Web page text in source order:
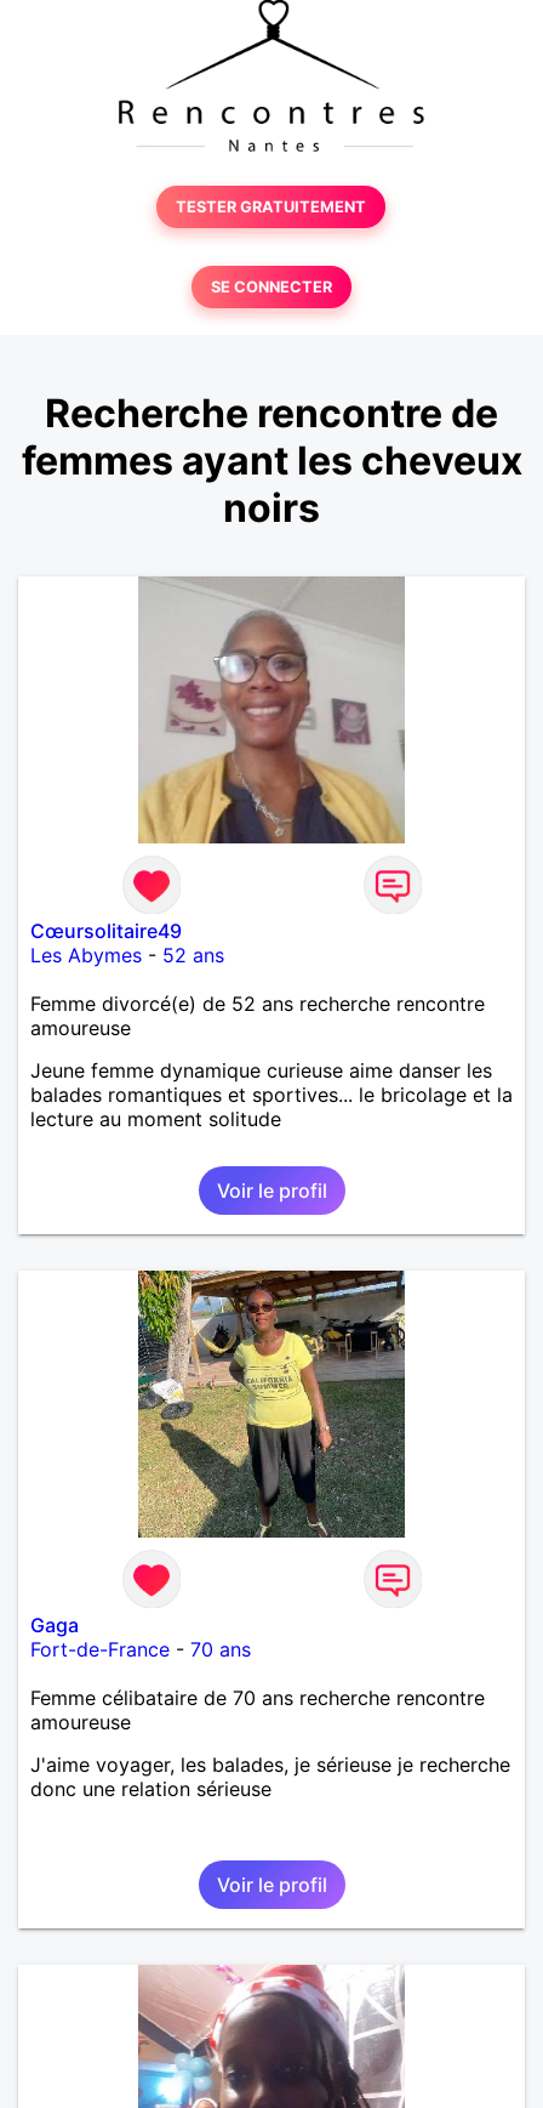
TESTER GRATUITEMENT
SE CONNECTER
Recherche rencontre de
femmes ayant les cheveux
noirs
Cœursolitaire49
Les Abymes - 52 ans
Femme divorcé(e) de 52 ans recherche rencontre
amoureuse
Jeune femme dynamique curieuse aime danser les
balades romantiques et sportives... le bricolage et la
lecture au moment solitude
Voir le profil
Gaga
Fort-de-France - 70 ans
Femme célibataire de 70 ans recherche rencontre
amoureuse
J'aime voyager, les balades, je sérieuse je recherche
donc une relation sérieuse
Voir le profil